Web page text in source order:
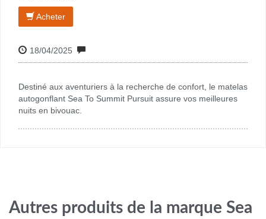
Acheter
18/04/2025
Destiné aux aventuriers à la recherche de confort, le matelas
autogonflant Sea To Summit Pursuit assure vos meilleures
nuits en bivouac.
Autres produits de la marque Sea